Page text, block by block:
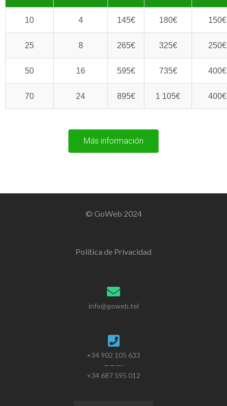
10 4 145€ 180€ 150€
25 8 265€ 325€ 250€
50 16 595€ 735€ 400€
70 24 895€ 1 105€ 400€
Más información
© GoWeb 2024
Política de Privacidad
info@goweb.tel
+34 902 105 633
———-
+34 687 595 012